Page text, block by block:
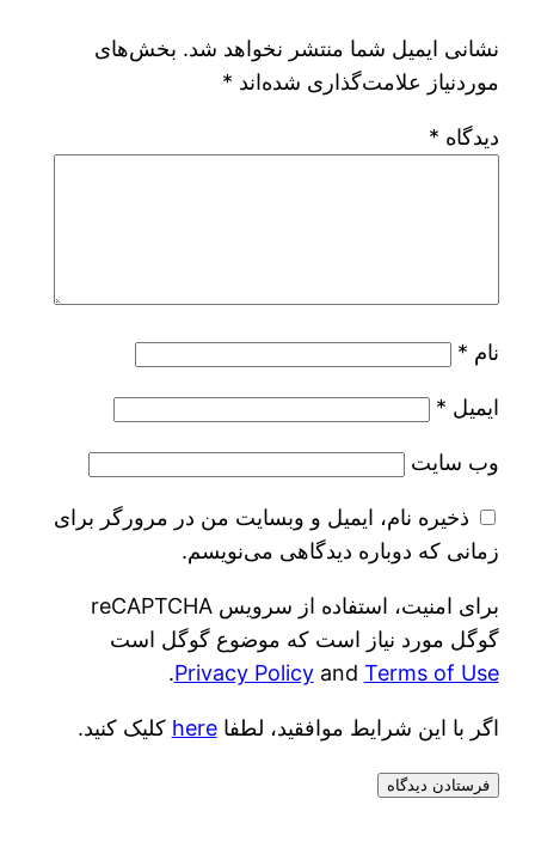
نشانی ایمیل شما منتشر نخواهد شد. بخش‌های
موردنیاز علامت‌گذاری شده‌اند *
دیدگاه *
نام *
ایمیل *
وب‌ سایت
ذخیره نام، ایمیل و وبسایت من در مرورگر برای
زمانی که دوباره دیدگاهی می‌نویسم.
برای امنیت، استفاده از سرویس reCAPTCHA
گوگل مورد نیاز است که موضوع گوگل است
Privacy Policyand Terms of Use
.
اگر با این شرایط موافقید، لطفاhere کلیک کنید.